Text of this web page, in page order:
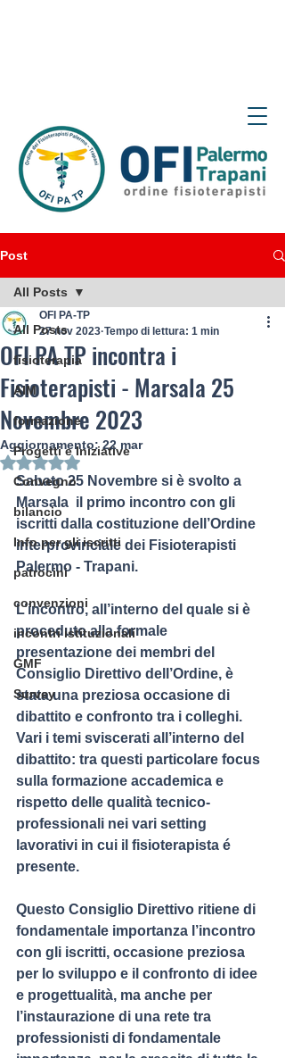
Post
All Posts
fisioterapia
AIM
formazione
Progetti e Iniziative
Convegno
bilancio
Info per gli iscritti
patrocini
convenzioni
incontri istituzionali
GMF
Survey
All Posts
OFI PA TP incontra i
Fisioterapisti - Marsala 25
Novembre 2023
OFI PA-TP
27 nov 2023 Tempo di lettura: 1 min
Aggiornamento:22 mar
Valutazione NaN stelle su 5.
Sabato 25 Novembre si è svolto a
Marsala  il primo incontro con gli
iscritti dalla costituzione dell’Ordine
interprovinciale dei Fisioterapisti
Palermo - Trapani.
L’incontro, all’interno del quale si è
proceduto alla formale
presentazione dei membri del
Consiglio Direttivo dell’Ordine, è
stata una preziosa occasione di
dibattito e confronto tra i colleghi.
Vari i temi sviscerati all’interno del
dibattito: tra questi particolare focus
sulla formazione accademica e
rispetto delle qualità tecnico-
professionali nei vari setting
lavorativi in cui il fisioterapista é
presente.
Questo Consiglio Direttivo ritiene di
fondamentale importanza l’incontro
con gli iscritti, occasione preziosa
per lo sviluppo e il confronto di idee
e progettualità, ma anche per
l’instaurazione di una rete tra
professionisti di fondamentale